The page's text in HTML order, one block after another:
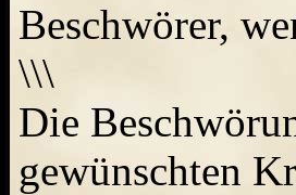
Beschwörer,
\\\
Die
gewünschten